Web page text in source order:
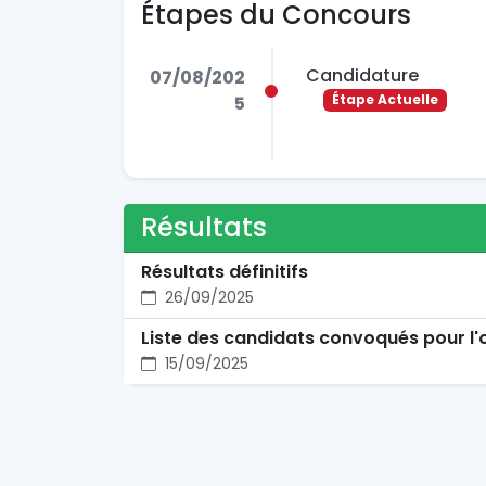
Étapes du Concours
07/08/202
5
Candidature
Étape Actuelle
Résultats
Résultats définitifs
26/09/2025
Liste des candidats convoqués pour
15/09/2025